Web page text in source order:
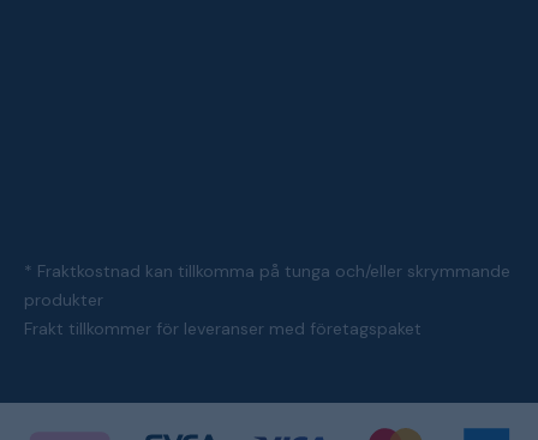
* Fraktkostnad kan tillkomma på tunga och/eller skrymmande
produkter
Frakt tillkommer för leveranser med företagspaket